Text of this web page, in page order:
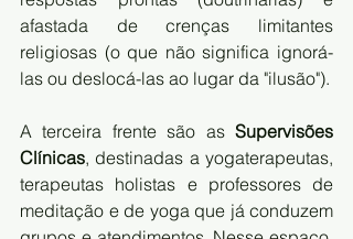
afastada de crenças limitantes
religiosas (o que não significa ignorá-
las ou deslocá-las ao lugar da "ilusão").
A terceira frente são as Supervisões
Clínicas, destinadas a yogaterapeutas,
terapeutas holistas e professores de
meditação e de yoga que já conduzem